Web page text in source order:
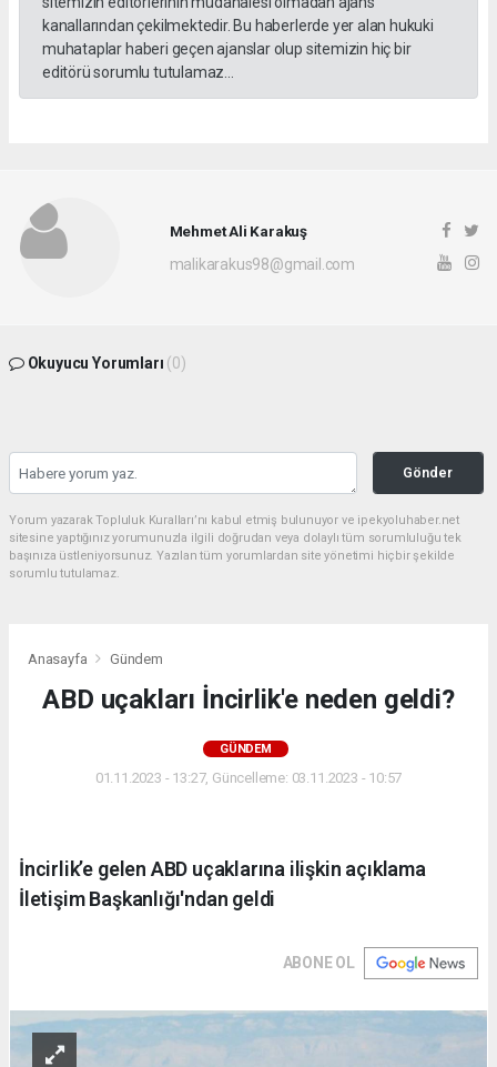
kanallarından çekilmektedir. Bu haberlerde yer alan hukuki
muhataplar haberi geçen ajanslar olup sitemizin hiç bir
editörü sorumlu tutulamaz...
Mehmet Ali Karakuş
malikarakus98@gmail.com
Okuyucu Yorumları (0)
Gönder
Yorum yazarak Topluluk Kuralları’nı kabul etmiş bulunuyor ve ipekyoluhaber.net
sitesine yaptığınız yorumunuzla ilgili doğrudan veya dolaylı tüm sorumluluğu tek
başınıza üstleniyorsunuz. Yazılan tüm yorumlardan site yönetimi hiçbir şekilde
sorumlu tutulamaz.
Anasayfa Gündem
ABD uçakları İncirlik'e neden geldi?
GÜNDEM
01.11.2023 - 13:27, Güncelleme: 03.11.2023 - 10:57
İncirlik’e gelen ABD uçaklarına ilişkin açıklama
İletişim Başkanlığı'ndan geldi
ABONE OL